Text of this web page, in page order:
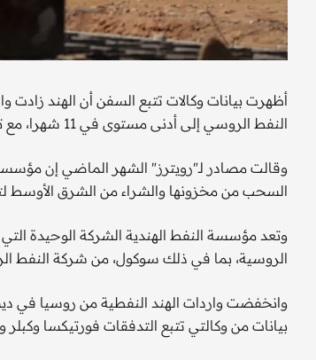
أظهرت بيانات وكالات تتبع السفن أن الهند
النفط الروسي إلى أدنى مستوى في 11 شهرا، مع توجه خمس شحنات على الأقل من خام سوكول إلى مواقع أخرى.
وقالت مصادر لـ"رويترز" الشهر الماضي إن
السحب من مخزونها والشراء من الشرق
وتعد مؤسسة النفط الهندية الشركة الوحيدة
الروسية، بما في ذلك سوكول، من شركة النفط
بيانات من وكالتي تتبع التدفقات فورتيكسا